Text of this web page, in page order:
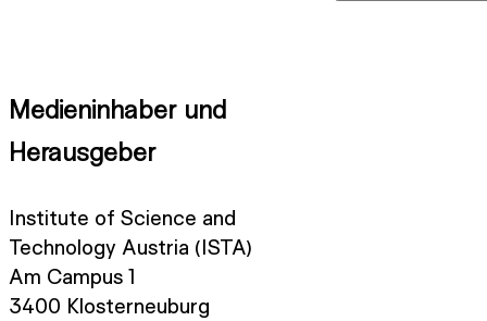
Medieninhaber und
Herausgeber
Institute of Science and
Technology Austria (ISTA)
Am Campus 1
3400 Klosterneuburg